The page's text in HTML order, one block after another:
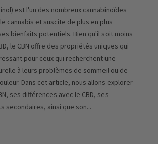
est l'un des nombreux cannabinoïdes
cannabis et suscite de plus en plus
bienfaits potentiels. Bien qu'il soit moins
le CBN offre des propriétés uniques qui
pour ceux qui recherchent une
à leurs problèmes de sommeil ou de
Dans cet article, nous allons explorer
ses différences avec le CBD, ses
secondaires, ainsi que son...